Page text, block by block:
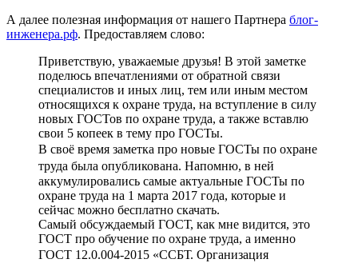
А далее полезная информация от нашего Партнера блог-
инженера.рф. Предоставляем слово:
Приветствую, уважаемые друзья! В этой заметке
поделюсь впечатлениями от обратной связи
специалистов и иных лиц, тем или иным местом
относящихся к охране труда, на вступление в силу
новых ГОСТов по охране труда, а также вставлю
свои 5 копеек в тему про ГОСТы.
В своё время заметка про новые ГОСТы по охране
труда была опубликована. Напомню, в ней
аккумулировались самые актуальные ГОСТы по
охране труда на 1 марта 2017 года, которые и
сейчас можно бесплатно скачать.
Самый обсуждаемый ГОСТ, как мне видится, это
ГОСТ про обучение по охране труда, а именно
ГОСТ 12.0.004-2015 «ССБТ. Организация